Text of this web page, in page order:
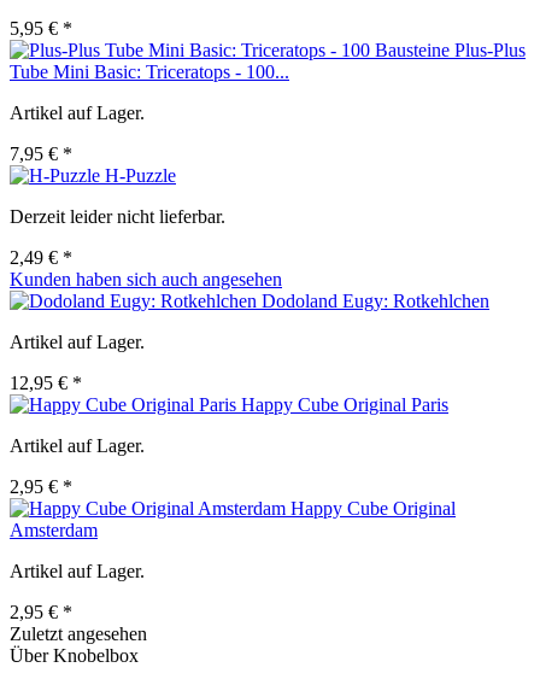
5,95 € *
Plus-Plus
Tube Mini Basic: Triceratops - 100...
Artikel auf Lager.
7,95 € *
H-Puzzle
Derzeit leider nicht lieferbar.
2,49 € *
Kunden haben sich auch angesehen
Dodoland Eugy: Rotkehlchen
Artikel auf Lager.
12,95 € *
Happy Cube Original Paris
Artikel auf Lager.
2,95 € *
Happy Cube Original
Amsterdam
Artikel auf Lager.
2,95 € *
Zuletzt angesehen
Über Knobelbox